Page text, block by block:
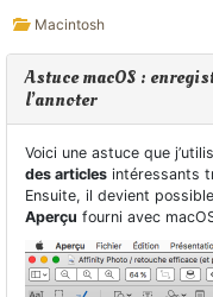
Macintosh
Astuce macOS :
l’annoter
Voici une astuce que
des articles intéressants
Ensuite, il devient
Aperçu fourni avec